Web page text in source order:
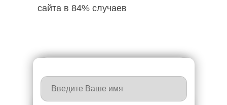
сайта в 84% случаев